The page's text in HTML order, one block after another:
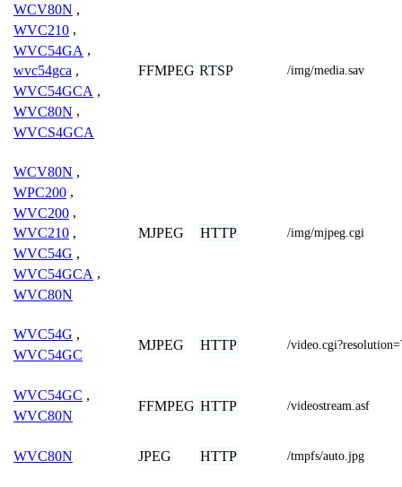
WCV80N ,
WVC210 ,
WVC54GA ,
wvc54gca ,
WVC54GCA ,
WVC80N ,
WVCS4GCA
FFMPEG RTSP /img/media.sav
WCV80N ,
WPC200 ,
WVC200 ,
WVC210 ,
WVC54G ,
WVC54GCA ,
WVC80N
MJPEG HTTP /img/mjpeg.cgi
WVC54G ,
WVC54GC
MJPEG HTTP /
WVC54GC ,
WVC80N
FFMPEG HTTP /videostream.asf
WVC80N JPEG HTTP /tmpfs/auto.jpg